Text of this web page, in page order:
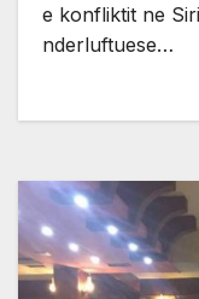
e konfliktit ne
nderluftuese…